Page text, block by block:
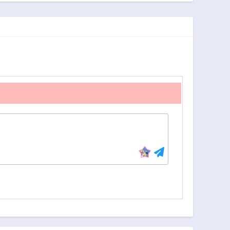
第17話 第17.5話
最強剣士
て、私は捨てられ